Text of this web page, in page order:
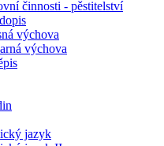
činnosti - pěstitelství
výchova
výchova
jazyk